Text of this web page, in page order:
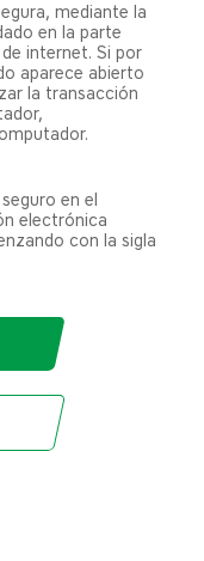
mediante la
en la parte
internet. Si por
aparece abierto
la transacción
en el
electrónica
con la sigla